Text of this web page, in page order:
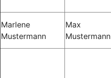
Marlene
Mustermann
Max
Mustermann